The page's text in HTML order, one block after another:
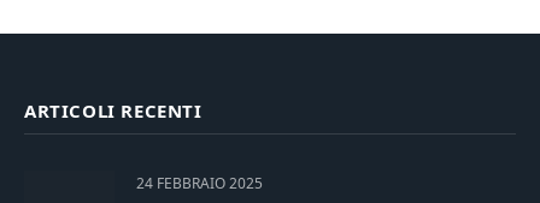
ARTICOLI RECENTI
24 FEBBRAIO 2025